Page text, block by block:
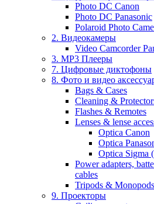
Photo DC Canon
Photo DC Panasonic
Polaroid Photo
2. Видеокамеры
Video Camcorder
3. MP3 Плееры
7. Цифровые диктофоны
8. Фото и видео
Bags & Cases
Cleaning &
Flashes & Remotes
Lenses & lense
Optica Canon
Optica
Optica Sigma
Power adapters,
cables
Tripods & Monopods
9. Проекторы